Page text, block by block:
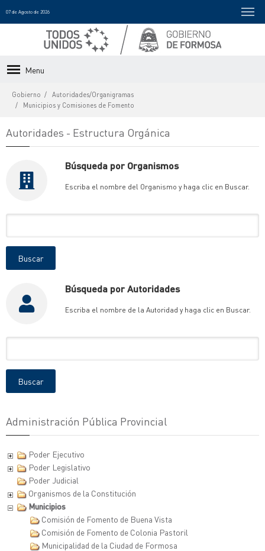
07 de Agosto de 2026
Menu
Gobierno
Autoridades/Organigramas
Municipios y Comisiones de Fomento
Autoridades - Estructura Orgánica
Búsqueda por Organismos
Escriba el nombre del Organismo y haga clic en Buscar.
Organismo
Buscar
Búsqueda por Autoridades
Escriba el nombre de la Autoridad y haga clic en Buscar.
la
Autoridad
Buscar
Administración Pública Provincial
Poder Ejecutivo
Poder Legislativo
Poder Judicial
Organismos de la Constitución
Municipios
Comisión de Fomento de Buena Vista
Comisión de Fomento de Colonia Pastoril
Municipalidad de la Ciudad de Formosa